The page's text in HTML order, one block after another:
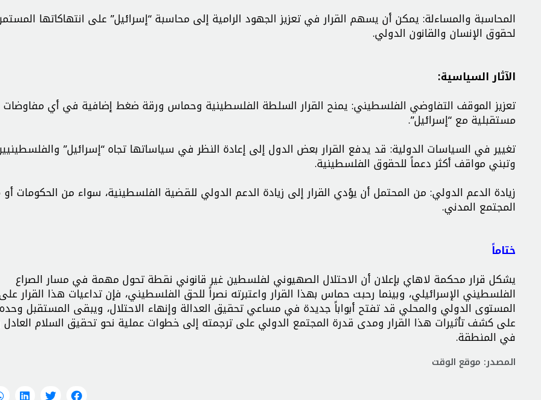
المحاسبة والمساءلة: يمكن أن يسهم القرار في تعزيز الجهود الرامية إلى محاسبة “إسرائيل” على انتهاكاتها
لحقوق الإنسان والقانون الدولي.
الآثار السياسية:
تعزيز الموقف التفاوضي الفلسطيني: يمنح القرار السلطة الفلسطينية وحماس ورقة ضغط إضافية في أي مفاوضات
مستقبلية مع “إسرائيل”.
تغيير في السياسات الدولية: قد يدفع القرار بعض الدول إلى إعادة النظر في سياساتها تجاه “إسرائيل”
وتبني مواقف أكثر دعماً للحقوق الفلسطينية.
زيادة الدعم الدولي: من المحتمل أن يؤدي القرار إلى زيادة الدعم الدولي للقضية الفلسطينية، سواء من الحكومات
المجتمع المدني.
ختاماً
يشكل قرار محكمة لاهاي بإعلان أن الاحتلال الصهيوني لفلسطين غير قانوني نقطة تحول مهمة في مسار الصراع
الفلسطيني الإسرائيلي، وبينما رحبت حماس بهذا القرار واعتبرته نصراً للحق الفلسطيني، فإن تداعيات هذا القرار
المستوى الدولي والمحلي قد تفتح أبواباً جديدة في مساعي تحقيق العدالة وإنهاء الاحتلال، ويبقى المستقبل وحده
على كشف تأثيرات هذا القرار ومدى قدرة المجتمع الدولي على ترجمته إلى خطوات عملية نحو تحقيق السلام
في المنطقة.
المصدر: موقع الوقت